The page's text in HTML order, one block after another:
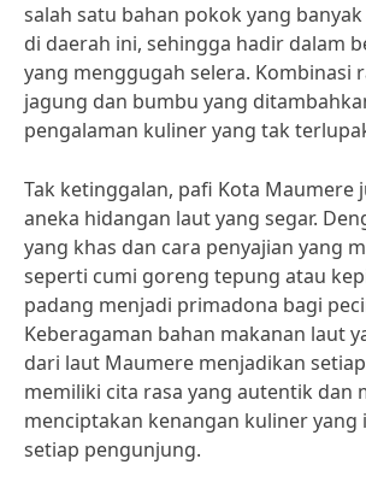
salah satu bahan pokok yang
di daerah ini, sehingga hadir dalam
yang menggugah selera. Kombinasi
jagung dan bumbu yang
pengalaman kuliner yang tak
Tak ketinggalan, pafi Kota Maumere
aneka hidangan laut yang segar.
yang khas dan cara penyajian yang
seperti cumi goreng tepung atau
padang menjadi primadona bagi
Keberagaman bahan makanan laut
dari laut Maumere menjadikan
memiliki cita rasa yang autentik dan
menciptakan kenangan kuliner yang
setiap pengunjung.